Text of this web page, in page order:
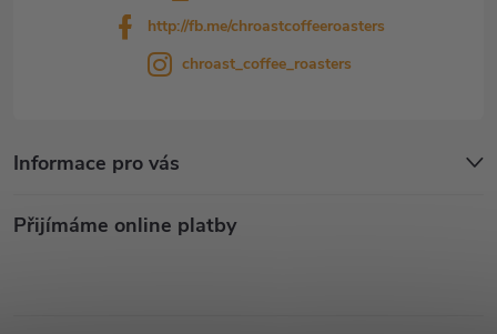
http://fb.me/chroastcoffeeroasters
chroast_coffee_roasters
Informace pro vás
Přijímáme online platby